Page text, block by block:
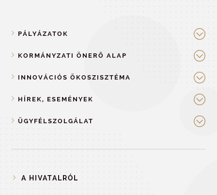
PÁLYÁZATOK
KORMÁNYZATI ÖNERŐ ALAP
INNOVÁCIÓS ÖKOSZISZTÉMA
HÍREK, ESEMÉNYEK
ÜGYFÉLSZOLGÁLAT
A HIVATALRÓL